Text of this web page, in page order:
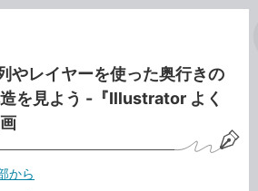
やレイヤーを使った奥行きの
を見よう -『Illustrator よく
から